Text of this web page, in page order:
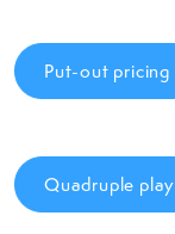
Put-out pricing
Quadruple play